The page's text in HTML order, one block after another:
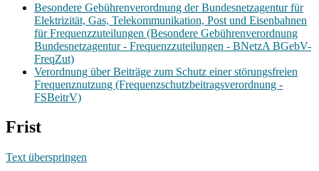
Besondere Gebührenverordnung der Bundesnetzagentur für
Elektrizität, Gas, Telekommunikation, Post und Eisenbahnen
für Frequenzzuteilungen (Besondere Gebührenverordnung
Bundesnetzagentur - Frequenzzuteilungen - BNetzA BGebV-
FreqZut)
Verordnung über Beiträge zum Schutz einer störungsfreien
Frequenznutzung (Frequenzschutzbeitragsverordnung -
FSBeitrV)
Frist
Text überspringen